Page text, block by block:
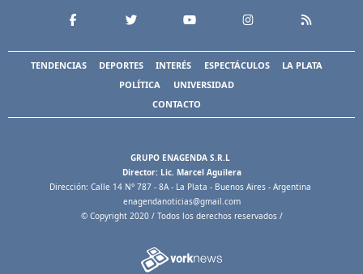
TENDENCIAS DEPORTES INTERÉS ESPECTÁCULOS
LA PLATA
POLÍTICA
UNIVERSIDAD
CONTACTO
GRUPO ENAGENDA S.R.L
Director: Lic. Marcel Aguilera
Dirección: Calle 14 N° 787 - 8A - La Plata - Buenos Aires - Argentina
enagendanoticias@gmail.com
© Copyright 2020 / Todos los derechos reservados /